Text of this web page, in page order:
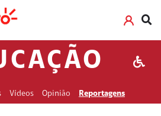
Vídeos Opinião Reportagens